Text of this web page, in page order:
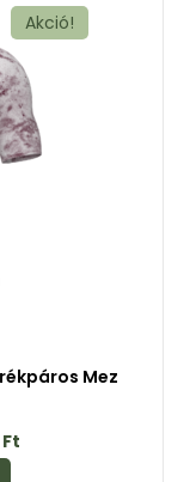
Akció!
Mez
Ft